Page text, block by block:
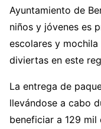
Ayuntamiento de
niños y jóvenes es
escolares y
diviertas en este
La entrega de
llevándose a cabo
beneficiar a 129